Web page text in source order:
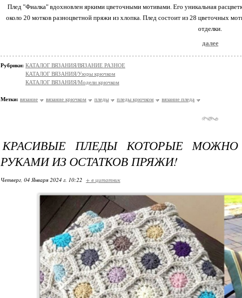
Плед "Фиалка" вдохновлен яркими цветочными мотивами. Его уникальная
около 20 мотков разноцветной пряжи из хлопка. Плед состоит из 28 цветочных
отделки.
далее
Рубрики: КАТАЛОГ ВЯЗАНИЯ/ВЯЗАНИЕ РАЗНОЕ
КАТАЛОГ ВЯЗАНИЯ/Узоры крючком
КАТАЛОГ ВЯЗАНИЯ/Модели крючком
Метки: вязание вязание крючком пледы пледы крючком вязание пледа
КРАСИВЫЕ ПЛЕДЫ КОТОРЫЕ МОЖНО
РУКАМИ ИЗ ОСТАТКОВ ПРЯЖИ!
Четверг, 04 Января 2024 г. 10:22 + в цитатник